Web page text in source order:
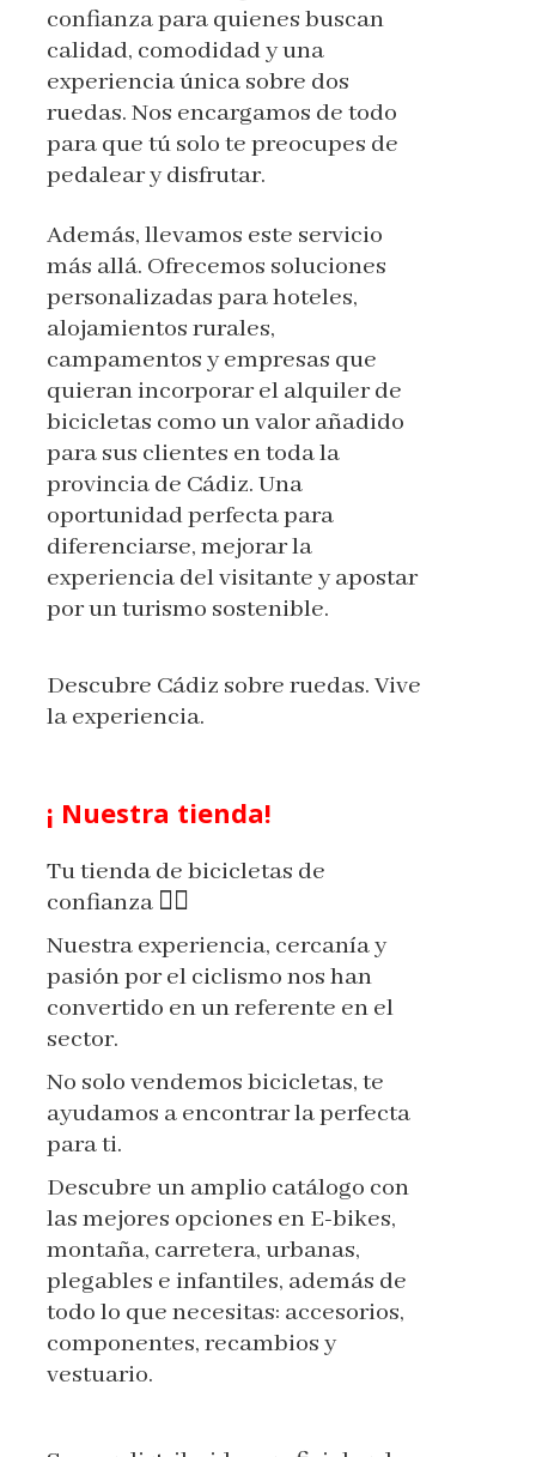
confianza para quienes buscan
calidad, comodidad y una
experiencia única sobre dos
ruedas. Nos encargamos de todo
para que tú solo te preocupes de
pedalear y disfrutar.
Además, llevamos este servicio
más allá. Ofrecemos soluciones
personalizadas para hoteles,
alojamientos rurales,
campamentos y empresas que
quieran incorporar el alquiler de
bicicletas como un valor añadido
para sus clientes en toda la
provincia de Cádiz. Una
oportunidad perfecta para
diferenciarse, mejorar la
experiencia del visitante y apostar
por un turismo sostenible.
Descubre Cádiz sobre ruedas. Vive
la experiencia.
¡ Nuestra tienda!
Tu tienda de bicicletas de
confianza 🚴‍♂️
Nuestra experiencia, cercanía y
pasión por el ciclismo nos han
convertido en un referente en el
sector.
No solo vendemos bicicletas, te
ayudamos a encontrar la perfecta
para ti.
Descubre un amplio catálogo con
las mejores opciones en E-bikes,
montaña, carretera, urbanas,
plegables e infantiles, además de
todo lo que necesitas: accesorios,
componentes, recambios y
vestuario.